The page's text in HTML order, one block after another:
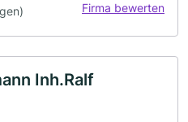
Firma bewerten
Inh.Ralf